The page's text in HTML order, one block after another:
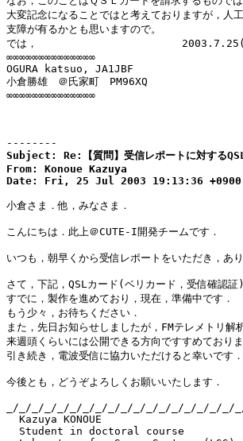
大変記念になることではと考えておりますが，人
支障が有るかとも思いますので。
では，　　　　　　　　　　　　　　
∞∞∞∞∞∞∞∞∞∞∞∞∞∞
OGURA katsuo, JA1JBF
小倉勝雄　＠氏家町　PM96XQ
∞∞∞∞∞∞∞∞∞∞∞∞∞∞
--------
Subject: Re:【質問】受信レポートに対する
From: Konoue Kazuya
Date: Fri, 25 Jul 2003 19:13:36 +0900
小倉さま．他，みなさま．
こんにちは．此上＠CUTE-I開発チームです．
いつも，朝早くから受信レポートをいただき，あ
さて，下記，QSLカード(ベリカード，受信確認証
すでに，製作を進めており，現在，準備中です．
もう少々，お待ちください．
また，先日お知らせしましたが，FMテレメトリ解
来週頭くらいには公開できる方向ですすめておりま
引き続き，電波受信に協力いただけると幸いです．
今後とも，どうぞよろしくお願いいたします．
_/_/_/_/_/_/_/_/_/_/_/_/_/_/_/_/_/_/
  Kazuya KONOUE
  Student in doctoral course